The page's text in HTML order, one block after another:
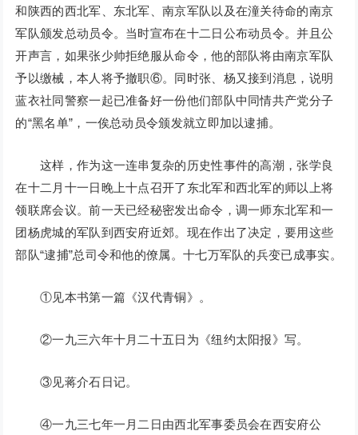
和陕西的西北军、东北军、南京军队以及在潼关待命的南京
军队颁发总动员令。当时宣布在十二日公布动员令。并且公
开声言，如果张少帅拒绝服从命令，他的部队将由南京军队
予以缴械，本人将予撤职⑥。同时张、杨又接到消息，说明
蓝衣社同警察一起已准备好一份他们部队中同情共产党分子
的“黑名单”，一俟总动员令颁发就立即加以逮捕。
这样，作为这一连串复杂的历史性事件的高潮，张学良
在十二月十一日晚上十点召开了东北军和西北军的师以上将
领联席会议。前一天已经秘密发出命令，调一师东北军和一
团杨虎城的军队到西安府近郊。现在作出了决定，要用这些
部队“逮捕”总司令和他的僚属。十七万军队的兵变已成事实。
①见本书第一篇《汉代青铜》。
②一九三六年十月二十五日为《纽约太阳报》写。
③见蒋介石日记。
④一九三七年一月二日由西北军事委员会在西安府公